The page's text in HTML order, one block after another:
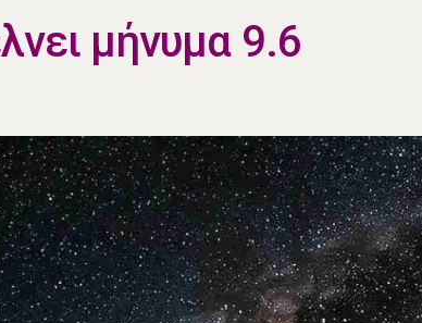
μήνυμα 9.6